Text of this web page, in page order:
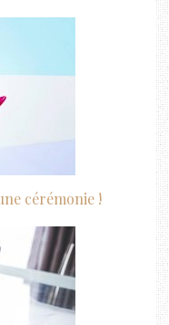
cérémonie !